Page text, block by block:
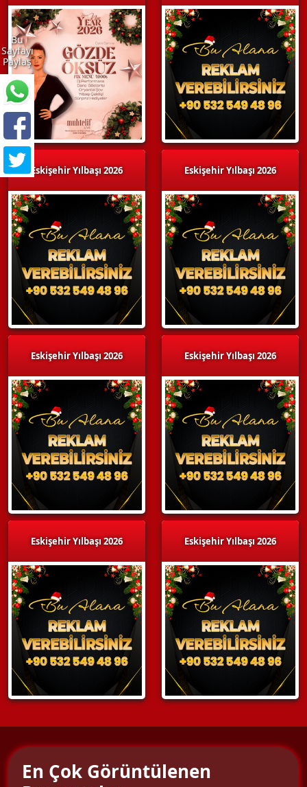
Eskişehir Yılbaşı 2026
Eskişehir Yılbaşı 2026
Eskişehir Yılbaşı 2026
Eskişehir Yılbaşı 2026
Eskişehir Yılbaşı 2026
Eskişehir Yılbaşı 2026
Bu
Sayfayı
Paylaş
En Çok Görüntülenen